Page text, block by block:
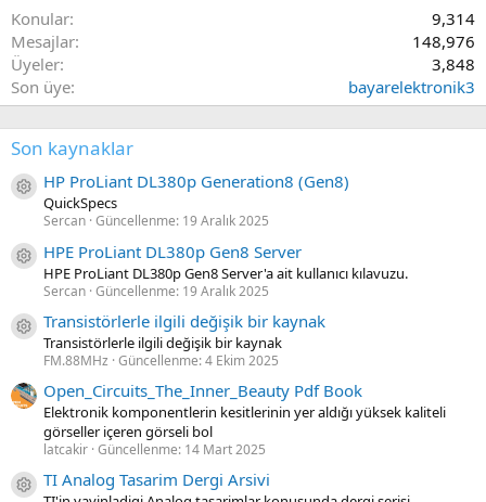
Konular
9,314
Mesajlar
148,976
Üyeler
3,848
Son üye
bayarelektronik3
Son kaynaklar
Kaynak ikon/amblem
HP ProLiant DL380p Generation8 (Gen8)
QuickSpecs
Sercan Güncellenme: 19 Aralık 2025
Kaynak ikon/amblem
HPE ProLiant DL380p Gen8 Server
HPE ProLiant DL380p Gen8 Server'a ait kullanıcı kılavuzu.
Sercan Güncellenme: 19 Aralık 2025
Kaynak ikon/amblem
Transistörlerle ilgili değişik bir kaynak
Transistörlerle ilgili değişik bir kaynak
FM.88MHz Güncellenme:4 Ekim 2025
Open_Circuits_The_Inner_Beauty Pdf Book
Elektronik komponentlerin kesitlerinin yer aldığı yüksek kaliteli
görseller içeren görseli bol
latcakir Güncellenme: 14 Mart 2025
Kaynak ikon/amblem
TI Analog Tasarim Dergi Arsivi